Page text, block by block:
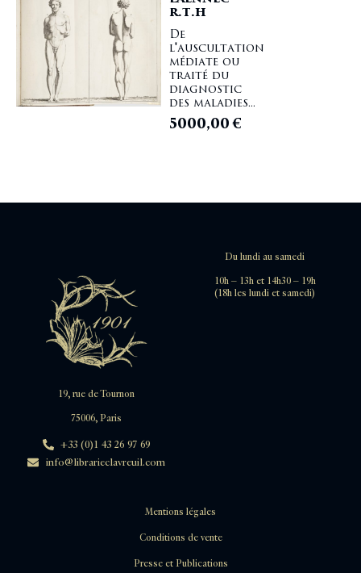
R.T.H
De
l'auscultation
médiate ou
traité du
diagnostic
des maladies...
5000,00€
Du lundi au samedi
10h – 13h et 14h30 – 19h
(18h les lundi et samedi)
19, rue de Tournon
75006, Paris
+33 (0)1 43 26 97 69
info@librarieclavreuil.com
Mentions légales
Conditions de vente
Presse et Publications